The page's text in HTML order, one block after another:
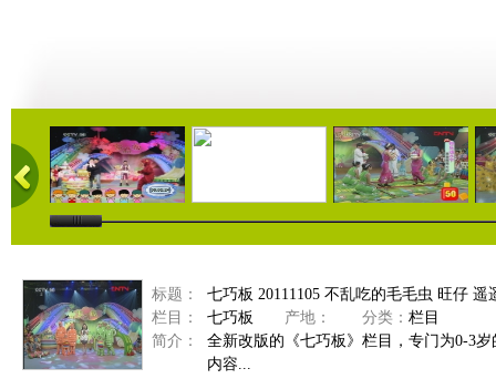
04:26 01:15 02:56
标题：
七巧板 20111105 不乱吃的毛毛虫 旺仔 遥
栏目：
七巧板 产地： 分类： 栏目
简介：
全新改版的《七巧板》栏目，专门为0-3
内容...